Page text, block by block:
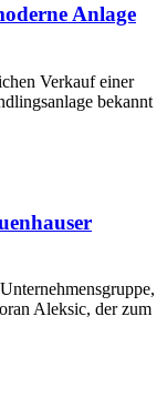
Anlage
Verkauf einer
bekannt
Aleksic, der zum